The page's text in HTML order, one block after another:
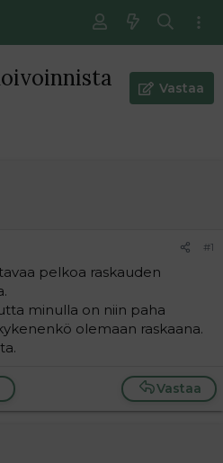
Vastaa
#1
pelkoa raskauden
minulla on niin paha
olemaan raskaana.
Vastaa